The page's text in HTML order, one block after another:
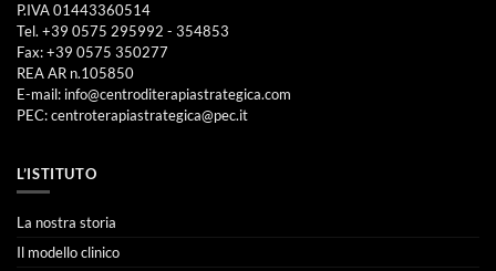
P.IVA 01443360514
Tel. +39 0575 295992 - 354853
Fax: +39 0575 350277
REA AR n.105850
E-mail: info@centroditerapiastrategica.com
PEC:centroterapiastrategica@pec.it
L’ISTITUTO
La nostra storia
Il modello clinico